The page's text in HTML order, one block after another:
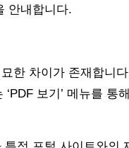
안내합니다.
한 차이가 존재합니
보기’ 메뉴를 통